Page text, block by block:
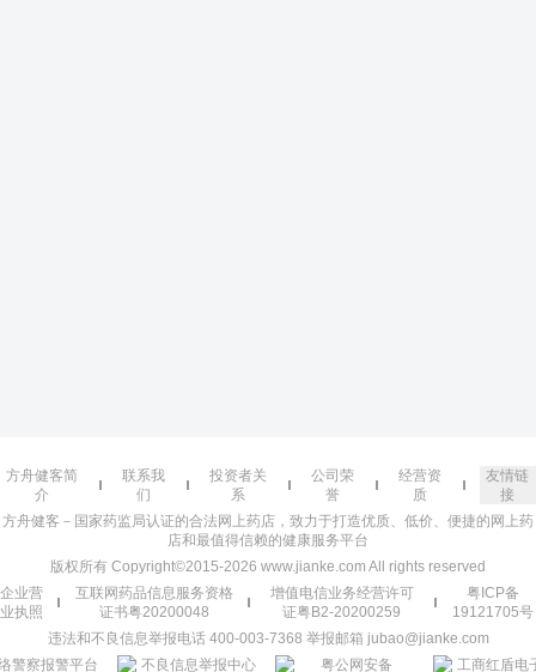
方舟健客简
介
联系我
们
投资者关
系
公司荣
誉
经营资
质
友情链
接
方舟健客－国家药监局认证的合法网上药店，致力于打造优质、低价、便捷的网上药
店和最值得信赖的健康服务平台
版权所有 Copyright©2015-2026 www.jianke.com All rights reserved
企业营
业执照
互联网药品信息服务资格
证书粤20200048
增值电信业务经营许可
证粤B2-20200259
粤ICP备
19121705号
违法和不良信息举报电话 400-003-7368 举报邮箱 jubao@jianke.com